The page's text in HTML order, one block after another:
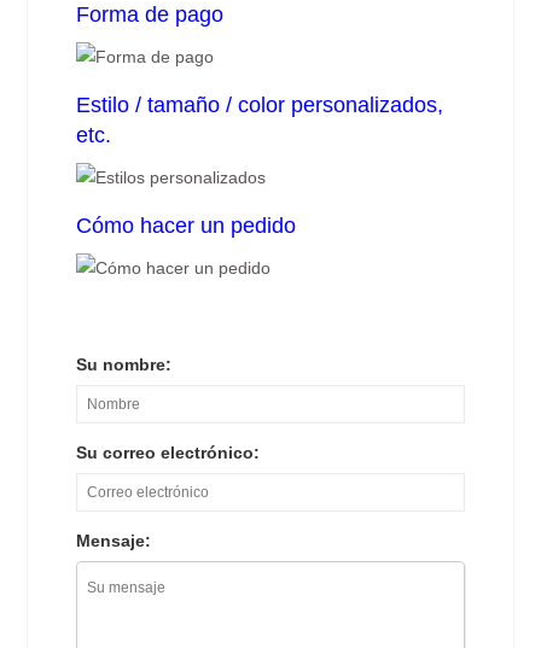
Forma de pago
Estilo / tamaño / color personalizados,
etc.
Cómo hacer un pedido
Su nombre:
Su correo electrónico:
Mensaje: